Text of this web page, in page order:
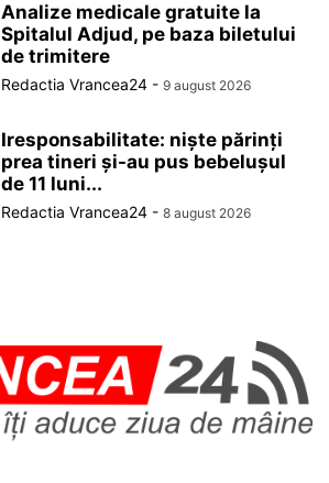
Analize medicale gratuite la
Spitalul Adjud, pe baza biletului
de trimitere
Redactia Vrancea24 - 9 august 2026
Iresponsabilitate: niște părinți
prea tineri și-au pus bebelușul
de 11 luni...
Redactia Vrancea24 - 8 august 2026